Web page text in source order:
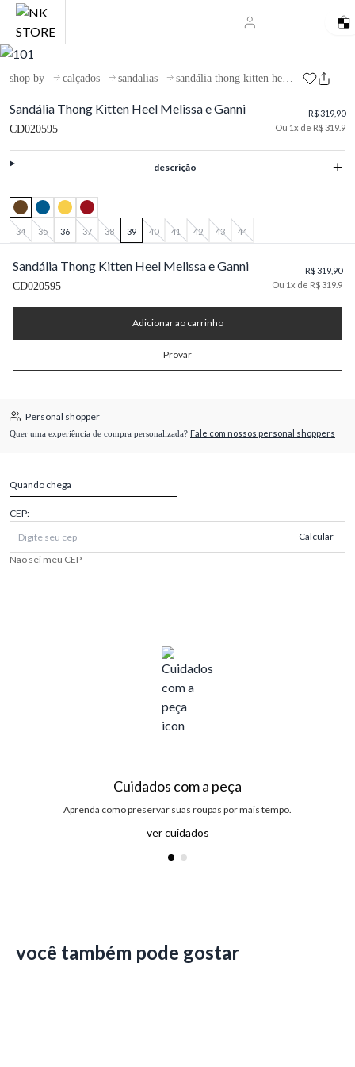
shop by calçados sandalias sandália thong kitten heel melissa e ganni
Sandália Thong Kitten Heel Melissa e Ganni
CD020595
R$ 319,90
Ou 1x de R$ 319.9
descrição
34 35 36 37 38 39 40 41 42 43 44
Sandália Thong Kitten Heel Melissa e Ganni
CD020595
R$ 319,90
Ou 1x de R$ 319.9
Adicionar ao carrinho
Provar
Personal shopper
Quer uma experiência de compra personalizada? Fale com nossos personal shoppers
Quando chega
CEP:
Calcular
Não sei meu CEP
Cuidados com a peça
Aprenda como preservar suas roupas por mais tempo.
ver cuidados
você também pode gostar